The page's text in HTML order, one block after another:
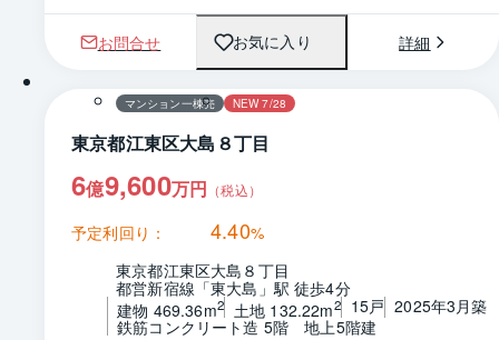
お問合せ お気に入り 詳細
マンション一棟売 NEW 7/28
東京都江東区大島８丁目
6億9,600万円 （税込）
予定利回り： 4.40%
東京都江東区大島８丁目
都営新宿線「東大島」駅 徒歩4分
建物 469.36m2 土地 132.22m2 15戸 2025年3月築
鉄筋コンクリート造 5階　地上5階建